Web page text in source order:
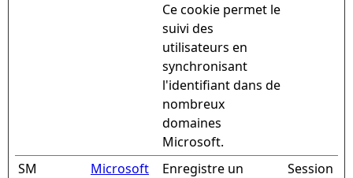
Ce cookie permet le
suivi des
utilisateurs en
synchronisant
l'identifiant dans de
nombreux
domaines
Microsoft.
SM Microsoft
Enregistre un
Session